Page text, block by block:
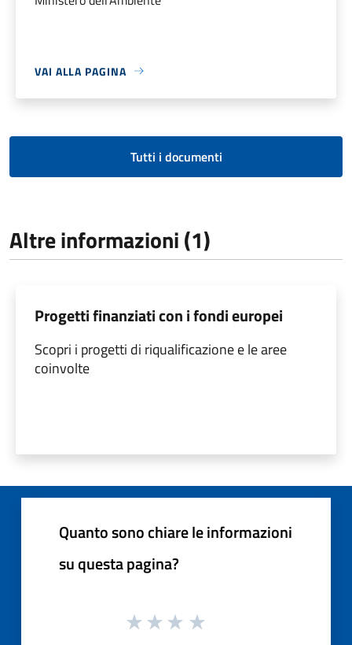
VAI ALLA PAGINA
Tutti i documenti
Altre informazioni (1)
Progetti finanziati con i fondi europei
Scopri i progetti di riqualificazione e le aree
coinvolte
Quanto sono chiare le informazioni
su questa pagina?